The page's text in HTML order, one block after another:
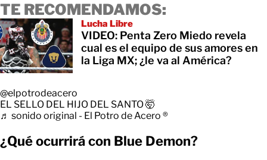
TE RECOMENDAMOS:
Lucha Libre
VIDEO: Penta Zero Miedo revela
cual es el equipo de sus amores en
la Liga MX; ¿le va al América?
@elpotrodeacero
EL SELLO DEL HIJO DEL SANTO 🤯
♬ sonido original - El Potro de Acero ®️
¿Qué ocurrirá con Blue Demon?